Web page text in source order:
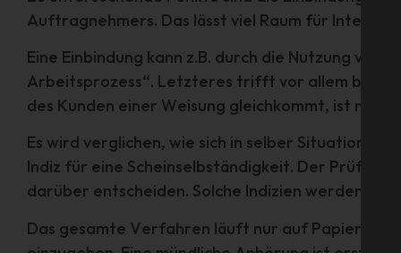
Auftragnehmers. Das lässt viel Raum für
Eine Einbindung kann z.B. durch die Nutzung
Arbeitsprozess“. Letzteres trifft vor allem bei
des Kunden einer Weisung gleichkommt, ist
Es wird verglichen, wie sich in selber Situation
Indiz für eine Scheinselbständigkeit. Der Prüfer
darüber entscheiden. Solche Indizien werden so
Das gesamte Verfahren läuft nur auf Papier ab.